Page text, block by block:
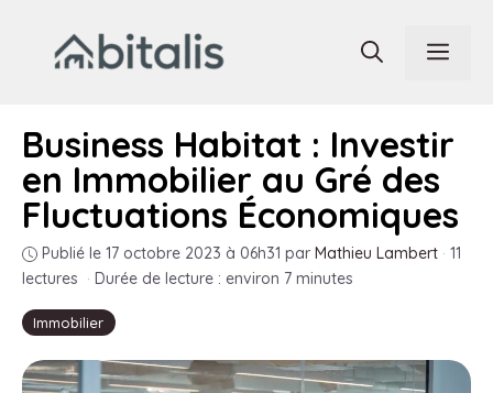
contenu
Immobilier
Business Habitat : Investir
en Immobilier au Gré des
Fluctuations Économiques
Publié le 17 octobre 2023 à 06h31 par Mathieu Lambert · 11
lectures · Durée de lecture : environ 7 minutes